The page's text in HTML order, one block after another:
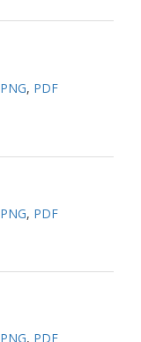
PNG, PDF
PNG, PDF
PNG, PDF